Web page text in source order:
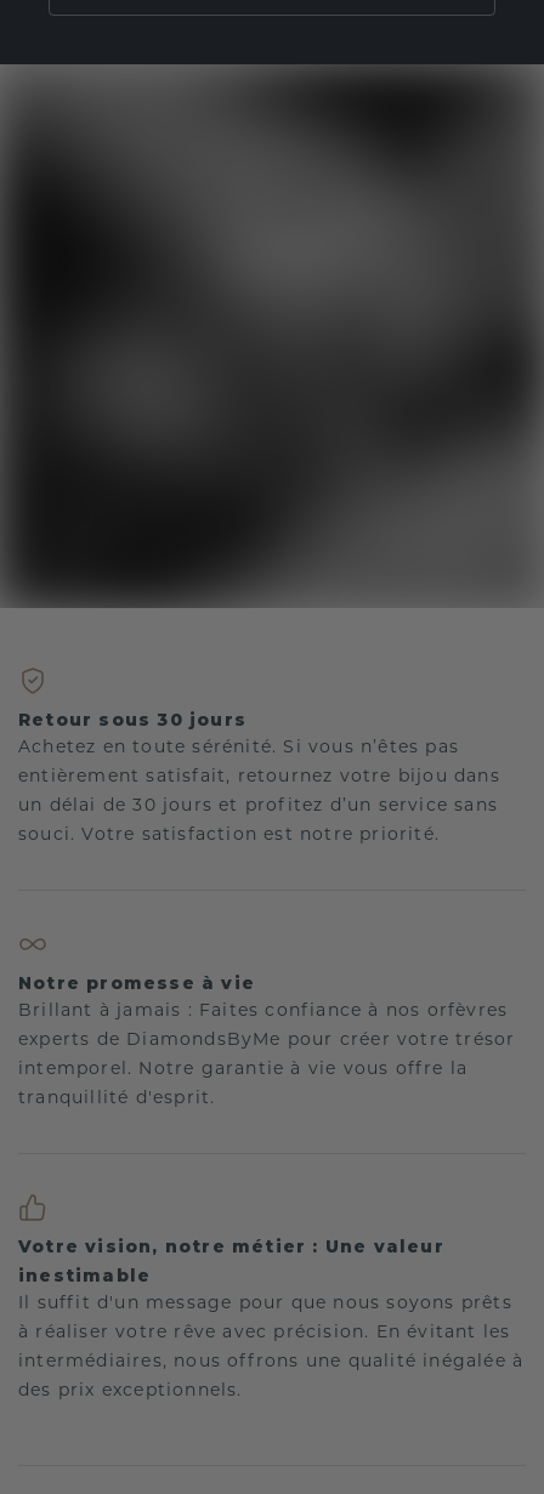
Retour sous 30 jours
Achetez en toute sérénité. Si vous n’êtes pas
entièrement satisfait, retournez votre bijou dans
un délai de 30 jours et profitez d’un service sans
souci. Votre satisfaction est notre priorité.
Notre promesse à vie
Brillant à jamais : Faites confiance à nos orfèvres
experts de DiamondsByMe pour créer votre trésor
intemporel. Notre garantie à vie vous offre la
tranquillité d'esprit.
Votre vision, notre métier : Une valeur
inestimable
Il suffit d'un message pour que nous soyons prêts
à réaliser votre rêve avec précision. En évitant les
intermédiaires, nous offrons une qualité inégalée à
des prix exceptionnels.